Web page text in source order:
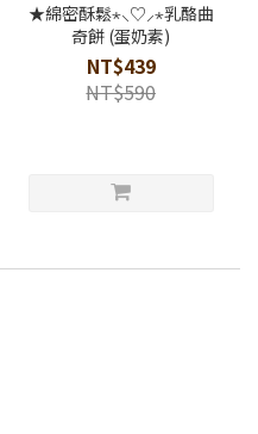
★綿密酥鬆⋆⸜♡⸝‍⋆乳酪曲
奇餅 (蛋奶素)
NT$439
NT$590